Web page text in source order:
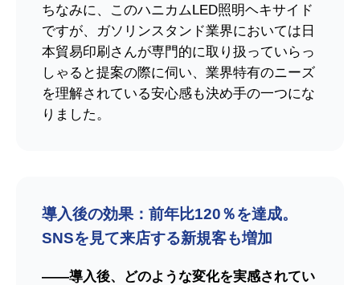
ちなみに、このハニカムLED照明ヘキサイド
ですが、ガソリンスタンド業界においては日
本貿易印刷さんが専門的に取り扱っていらっ
しゃると提案の際に伺い、業界特有のニーズ
を理解されている安心感も決め手の一つにな
りました。
導入後の効果：前年比120％を達成。
SNSを見て来店する新規客も増加
――導入後、どのような変化を実感されてい